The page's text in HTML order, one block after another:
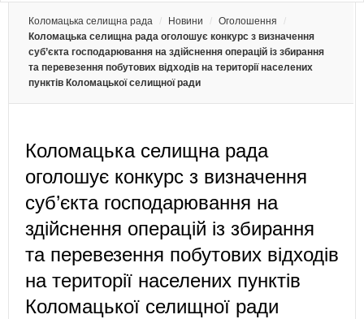
Коломацька селищна рада Новини
Оголошення
Коломацька селищна рада оголошує конкурс з визначення
суб’єкта господарювання на здійснення операцій із збирання
та перевезення побутових відходів на території населених
пунктів Коломацької селищної ради
Коломацька селищна рада
оголошує конкурс з визначення
суб’єкта господарювання на
здійснення операцій із збирання
та перевезення побутових відходів
на території населених пунктів
Коломацької селищної ради